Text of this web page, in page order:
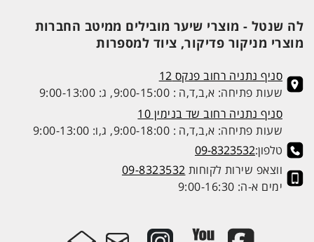
לה שנטל - מוצרי שיער מובילים ממיטב החברות
מוצרי מניקור פדיקור, ציוד למספרות
סניף נתניה רחוב פנקס 12
שעות פתיחה: א,ב,ד,ה : 9:00-15:00, ג: 9:00-13:00
סניף נתניה רחוב שד בנימין 10
שעות פתיחה: א,ב,ד,ה : 9:00-18:00, ג,ו: 9:00-13:00
טלפון:09-8323532
ווצאפ שירות לקוחות 09-8323532
ימים א-ה: 9:00-16:30